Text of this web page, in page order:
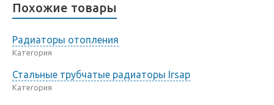
Похожие товары
Радиаторы отопления
Категория
Стальные трубчатые радиаторы Irsap
Категория